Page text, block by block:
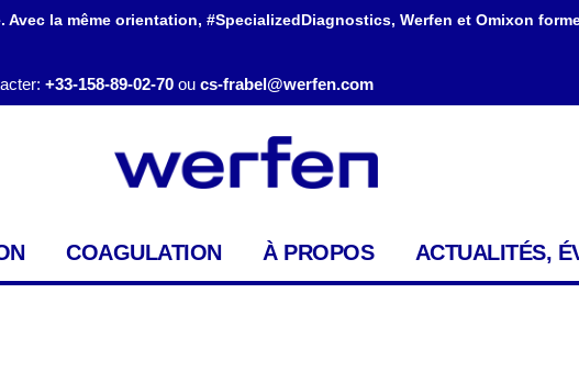
la même orientation, #SpecializedDiagnostics, Werfen et Omixon
+33-158-89-02-70 ou cs-frabel@werfen.com
COAGULATION À PROPOS ACTUALITÉS,